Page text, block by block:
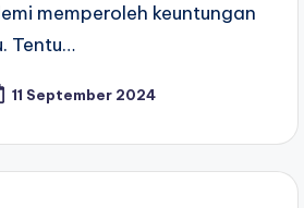
memperoleh keuntungan
Tentu…
11 September 2024